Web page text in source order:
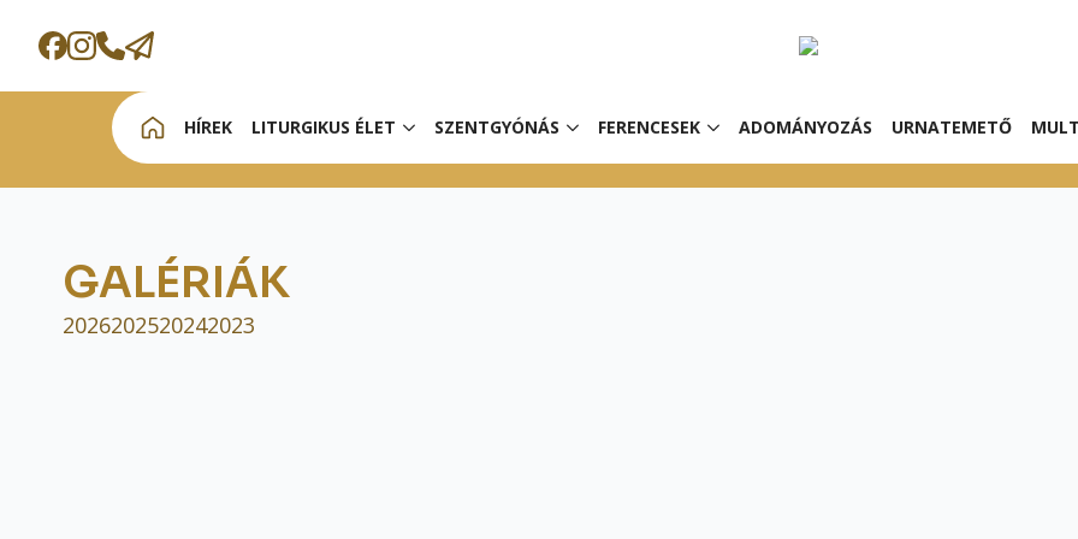
HÍREK LITURGIKUS ÉLET SZENTGYÓNÁS FERENCESEK ADOMÁNYOZÁS URNATEMETŐ
GALÉRIÁK
2026202520242023